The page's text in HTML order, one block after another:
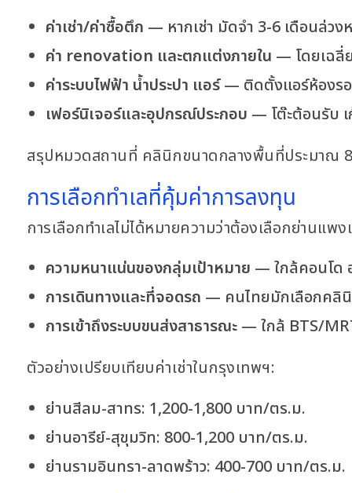
ค่าเช่า/ค่าซื้อตึก — หากเช่า มัดจำ 3-6 เดือนล่ว
ค่า renovation และตกแต่งภายใน — โดยเฉลี่
ค่าระบบไฟฟ้า น้ำประปา แอร์— ติดตั้งแอร์ห้องรอ
เฟอร์นิเจอร์และอุปกรณ์ประกอบ — โต๊ะต้อนรับ
สรุปหมวดสถานที่ คลินิกขนาดกลางพื้นที่ประมาณ
การเลือกทำเลที่คุ้มค่าการลงทุน
การเลือกทำเลไม่ได้หมายความว่าต้องเลือกย่านแพ
ความหนาแน่นของกลุ่มเป้าหมาย — ใกล้คอนโด
การเดินทางและที่จอดรถ — คนไทยมักเลือกคลิ
การเข้าถึงระบบขนส่งสาธารณะ — ใกล้ BTS/
ตัวอย่างเปรียบเทียบค่าเช่าในกรุงเทพฯ:
ย่านสีลม-สาทร: 1,200-1,800 บาท/ตร.ม.
ย่านอารีย์-สุขุมวิท: 800-1,200 บาท/ตร.ม.
ย่านรามอินทรา-ลาดพร้าว: 400-700 บาท/ตร.ม.